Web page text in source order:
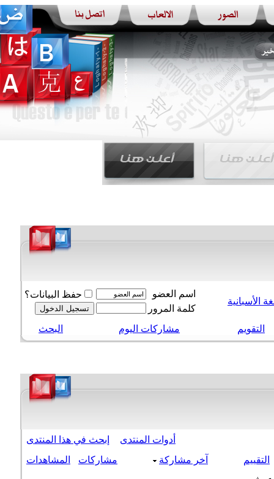
الأسبانية
اسم العضو
حفظ البيانات؟
كلمة المرور
التقويم
مشاركات اليوم البحث
أدوات المنتدى
إبحث في هذا المنتدى
التقييم
آخر مشاركة مشاركات المشاهدات